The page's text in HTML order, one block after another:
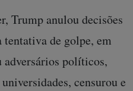
Trump anulou decisões
de golpe, em
adversários políticos,
censurou e